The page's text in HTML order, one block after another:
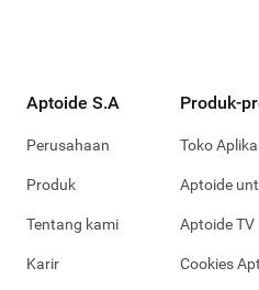
Aptoide S.A
Perusahaan
Produk
Tentang kami
Karir
Produk-
Toko
Aptoide
Aptoide TV
Cookies